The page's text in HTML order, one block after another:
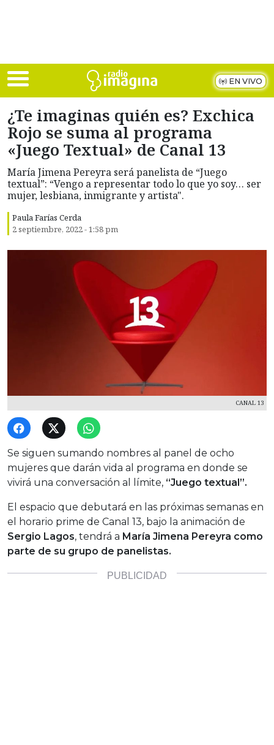
EN VIVO
¿Te imaginas quién es? Exchica
Rojo se suma al programa
«Juego Textual» de Canal 13
María Jimena Pereyra será panelista de “Juego
textual”: “Vengo a representar todo lo que yo soy… ser
mujer, lesbiana, inmigrante y artista".
Paula Farías Cerda
2 septiembre, 2022 - 1:58 pm
CANAL 13
Se siguen sumando nombres al panel de ocho
mujeres que darán vida al programa en donde se
vivirá una conversación al límite, “Juego textual”.
El espacio que debutará en las próximas semanas en
el horario prime de Canal 13, bajo la animación de
Sergio Lagos, tendrá a María Jimena Pereyra como
parte de su grupo de panelistas.